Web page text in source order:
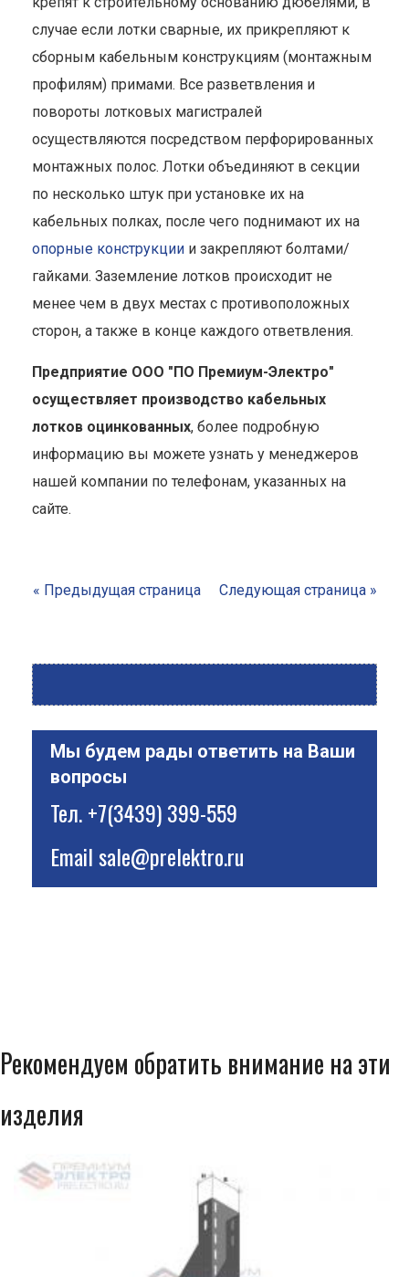
случае если лотки сварные, их прикрепляют к
сборным кабельным конструкциям (монтажным
профилям) примами. Все разветвления и
повороты лотковых магистралей
осуществляются посредством перфорированных
монтажных полос. Лотки объединяют в секции
по несколько штук при установке их на
кабельных полках, после чего поднимают их на
опорные конструкции и закрепляют болтами/
гайками. Заземление лотков происходит не
менее чем в двух местах с противоположных
сторон, а также в конце каждого ответвления.
Предприятие ООО "ПО Премиум-Электро"
осуществляет производство кабельных
лотков оцинкованных, более подробную
информацию вы можете узнать у менеджеров
нашей компании по телефонам, указанных на
сайте.
« Предыдущая страница Следующая страница »
Мы будем рады ответить на Ваши
вопросы
Тел.+7(3439) 399-559
Emailsale@prelektro.ru
Рекомендуем обратить внимание на эти
изделия